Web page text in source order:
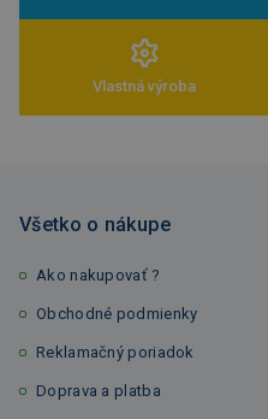
Vlastná výroba
Všetko o nákupe
Ako nakupovať ?
Obchodné podmienky
Reklamačný poriadok
Doprava a platba